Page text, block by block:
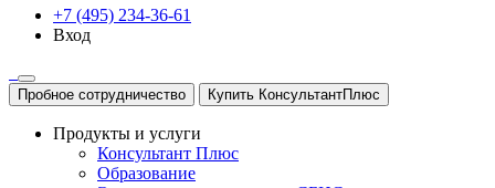
+7 (495) 234-36-61
Вход
Пробное сотрудничество Купить КонсультантПлюс
Продукты и услуги
Консультант Плюс
Образование